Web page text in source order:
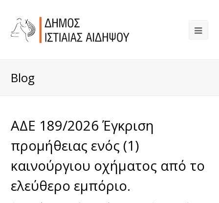
Blog
ΑΔΕ 189/2026 Έγκριση
προμήθειας ενός (1)
καινούργιου οχήματος από το
ελεύθερο εμπόριο.